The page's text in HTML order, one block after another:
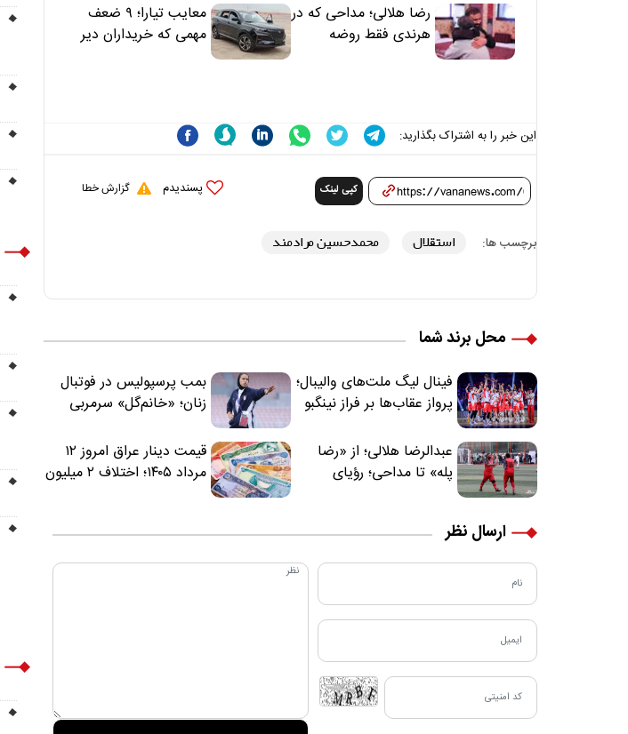
رضا هلالی؛ مداحی که در
هرندی فقط روضه
معایب تیارا؛ ۹ ضعف
مهمی که خریداران دیر
این خبر را به اشتراک بگذارید:
کپی لینک پسندیدم گزارش خطا
برچسب ها: استقلال محمدحسین مرادمند
محل برند شما
فینال لیگ ملت‌های والیبال؛
پرواز عقاب‌ها بر فراز نینگبو
بمب پرسپولیس در فوتبال
زنان؛ «خانم‌گل» سرمربی
عبدالرضا هلالی؛ از «رضا
پله» تا مداحی؛ رؤیای
قیمت دینار عراق امروز ۱۲
مرداد ۱۴۰۵؛ اختلاف ۲ میلیون
ارسال نظر